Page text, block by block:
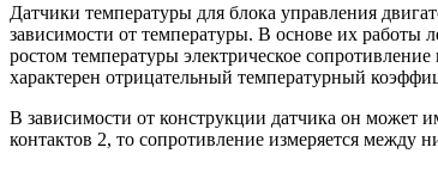
Датчики температуры для блока управления
зависимости от температуры. В основе их работы
ростом температуры электрическое
характерен отрицательный температурный
В зависимости от конструкции датчика он может
контактов 2, то сопротивление измеряется